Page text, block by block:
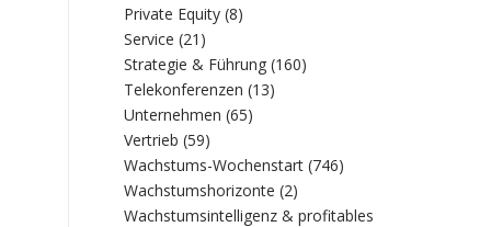
Private Equity (8)
Service (21)
Strategie & Führung (160)
Telekonferenzen (13)
Unternehmen (65)
Vertrieb (59)
Wachstums-Wochenstart (746)
Wachstumshorizonte (2)
Wachstumsintelligenz & profitables